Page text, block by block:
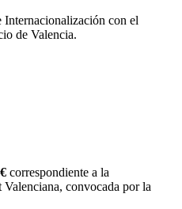
Internacionalización con el
de Valencia.
correspondiente a la
convocada por la